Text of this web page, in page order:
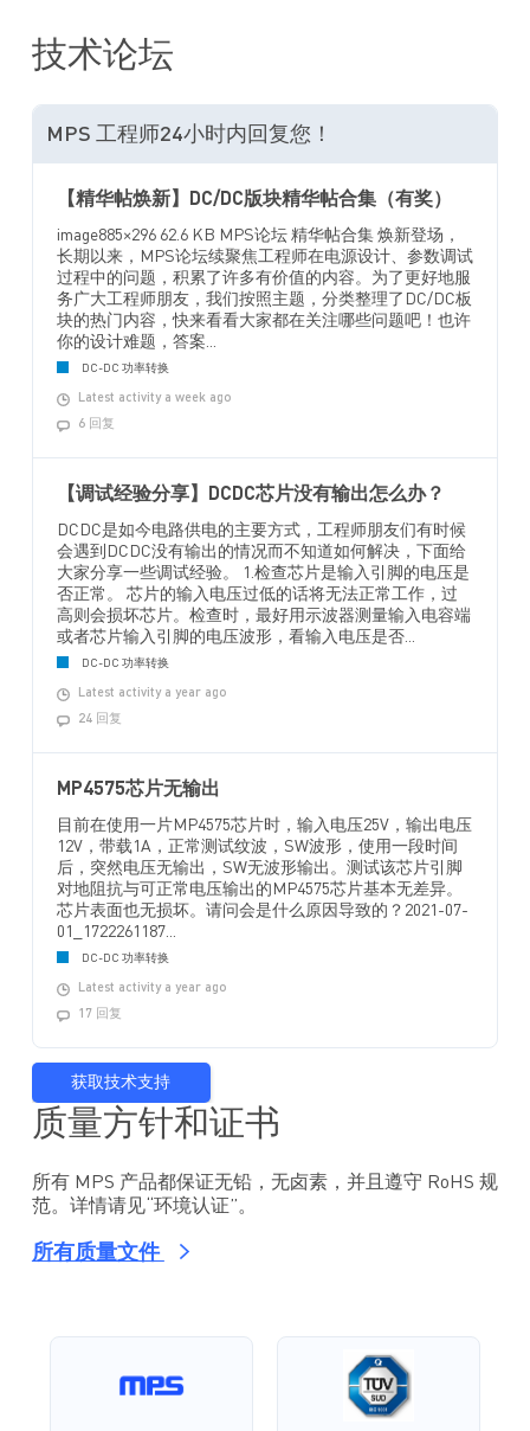
技术论坛
MPS 工程师24小时内回复您！
【精华帖焕新】DC/DC版块精华帖合集（有奖）
image885×296 62.6 KB MPS论坛 精华帖合集 焕新登场，
长期以来，MPS论坛续聚焦工程师在电源设计、参数调试
过程中的问题，积累了许多有价值的内容。为了更好地服
务广大工程师朋友，我们按照主题，分类整理了DC/DC板
块的热门内容，快来看看大家都在关注哪些问题吧！也许
你的设计难题，答案...
DC-DC 功率转换
Latest activity a week ago
6 回复
【调试经验分享】DCDC芯片没有输出怎么办？
DCDC是如今电路供电的主要方式，工程师朋友们有时候
会遇到DCDC没有输出的情况而不知道如何解决，下面给
大家分享一些调试经验。 1.检查芯片是输入引脚的电压是
否正常。 芯片的输入电压过低的话将无法正常工作，过
高则会损坏芯片。检查时，最好用示波器测量输入电容端
或者芯片输入引脚的电压波形，看输入电压是否...
DC-DC 功率转换
Latest activity a year ago
24 回复
MP4575芯片无输出
目前在使用一片MP4575芯片时，输入电压25V，输出电压
12V，带载1A，正常测试纹波，SW波形，使用一段时间
后，突然电压无输出，SW无波形输出。测试该芯片引脚
对地阻抗与可正常电压输出的MP4575芯片基本无差异。
芯片表面也无损坏。请问会是什么原因导致的？2021-07-
01_1722261187...
DC-DC 功率转换
Latest activity a year ago
17 回复
获取技术支持
质量方针和证书
所有 MPS 产品都保证无铅，无卤素，并且遵守 RoHS 规
范。详情请见“环境认证”。
所有质量文件